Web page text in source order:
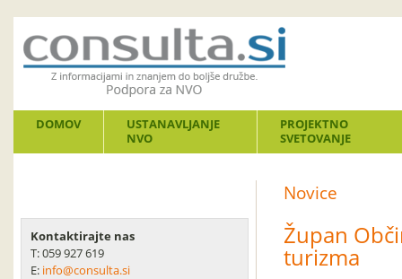
DOMOV
USTANAVLJANJE
NVO
PROJEKTNO
SVETOVANJE
Kontaktirajte nas
T: 059 927 619
E: info@consulta.si
Novice
Župan
turizma